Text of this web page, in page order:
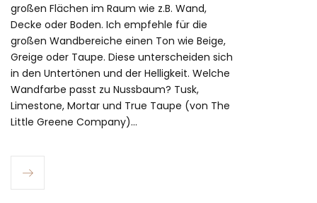
großen Flächen im Raum wie z.B. Wand,
Decke oder Boden. Ich empfehle für die
großen Wandbereiche einen Ton wie Beige,
Greige oder Taupe. Diese unterscheiden sich
in den Untertönen und der Helligkeit. Welche
Wandfarbe passt zu Nussbaum? Tusk,
Limestone, Mortar und True Taupe (von The
Little Greene Company)…